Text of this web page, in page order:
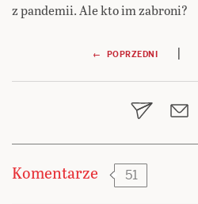
z pandemii. Ale kto im zabroni?
Nawigacja
wpisu
← POPRZEDNI |
Komentarze 51